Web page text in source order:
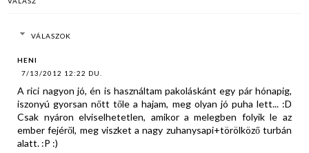
VÁLASZOK
HENI
7/13/2012 12:22 DU.
A rici nagyon jó, én is használtam pakoláskánt egy pár hónapig,
iszonyú gyorsan nőtt tőle a hajam, meg olyan jó puha lett... :D
Csak nyáron elviselhetetlen, amikor a melegben folyik le az
ember fejéről, meg viszket a nagy zuhanysapi+törölköző turbán
alatt. :P :)